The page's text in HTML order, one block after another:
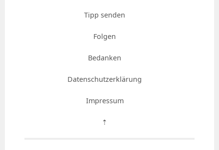
Tipp senden
Folgen
Bedanken
Datenschutzerklärung
Impressum
⇡